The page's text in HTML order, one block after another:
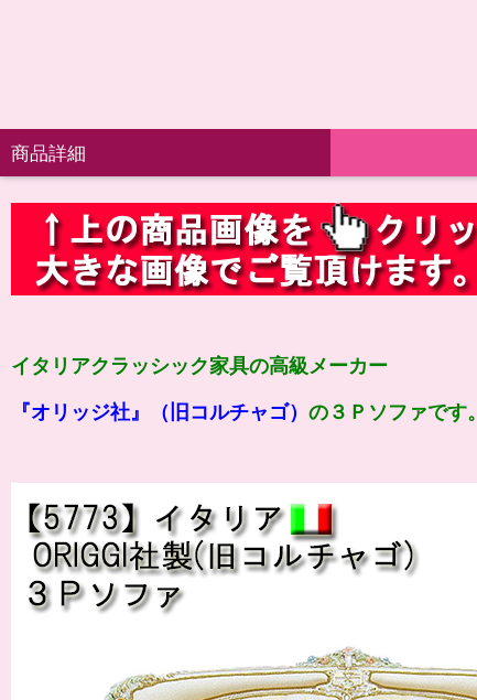
商品詳細
イタリアクラッシック家具の高級メーカー
『オリッジ社』（旧コルチャゴ） の３Ｐソファです。